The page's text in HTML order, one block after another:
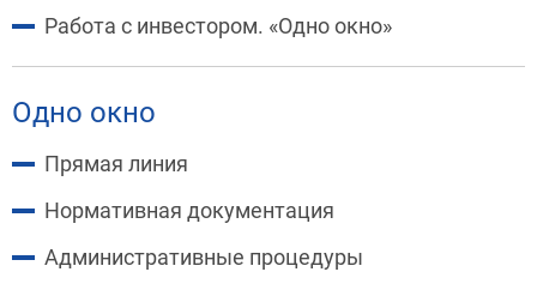
Работа с инвестором. «Одно окно»
Одно окно
Прямая линия
Нормативная документация
Административные процедуры